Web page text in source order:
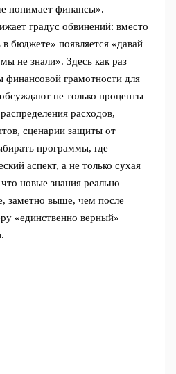
понимает финансы».
градус обвинений: вместо
бюджете» появляется «давай
не знали». Здесь как раз
финансовой грамотности для
не только проценты
расходов,
сценарии защиты от
программы, где
аспект, а не только сухая
новые знания реально
заметно выше, чем после
«единственно верный»